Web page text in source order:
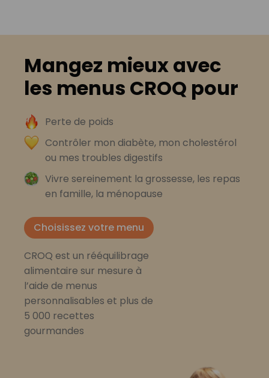
Mangez mieux avec
les menus CROQ pour
Perte de poids
Contrôler mon diabète, mon cholestérol
ou mes troubles digestifs
Vivre sereinement la grossesse, les repas
en famille, la ménopause
Choisissez votre menu
CROQ est un rééquilibrage
alimentaire sur mesure à
l’aide de menus
personnalisables et plus de
5 000 recettes
gourmandes